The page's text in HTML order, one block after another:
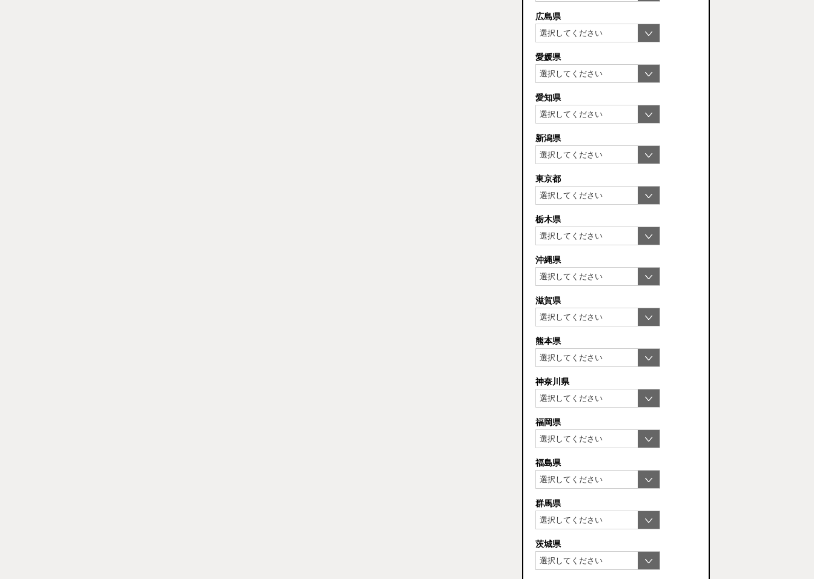
広島県
愛媛県
愛知県
新潟県
東京都
栃木県
沖縄県
滋賀県
熊本県
神奈川県
福岡県
福島県
群馬県
茨城県